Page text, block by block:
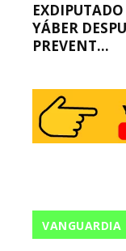
YÁBER
PREVENT...
VANGUARDIA